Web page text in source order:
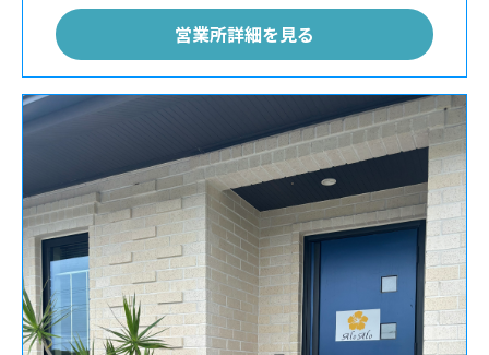
営業所詳細を見る